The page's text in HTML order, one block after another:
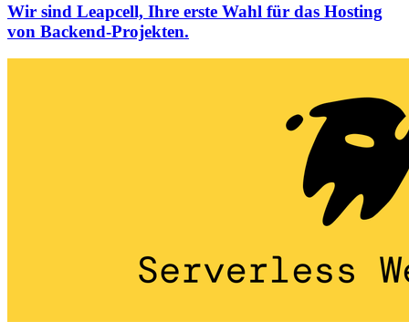
Wir sind Leapcell, Ihre erste Wahl für das Hosting
von Backend-Projekten.